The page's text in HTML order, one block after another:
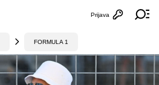
Otvori
Prijava
FORMULA 1